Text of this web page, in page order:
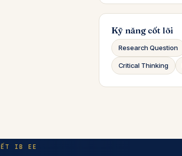
Kỹ năng cốt lõi
Research Question
Critical Thinking
IB EE